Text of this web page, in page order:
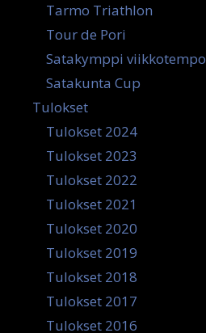
Tarmo Triathlon
Tour de Pori
Satakymppi viikkotempo
Satakunta Cup
Tulokset
Tulokset 2024
Tulokset 2023
Tulokset 2022
Tulokset 2021
Tulokset 2020
Tulokset 2019
Tulokset 2018
Tulokset 2017
Tulokset 2016